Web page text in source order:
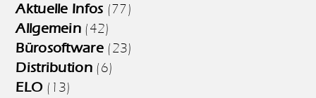
Aktuelle Infos (77)
Allgemein (42)
Bürosoftware (23)
Distribution (6)
ELO (13)